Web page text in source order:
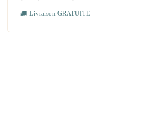
Livraison GRATUITE